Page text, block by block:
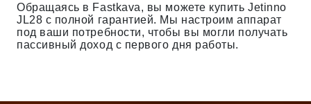
Обращаясь в Fastkava, вы можете купить Jetinno
JL28 с полной гарантией. Мы настроим аппарат
под ваши потребности, чтобы вы могли получать
пассивный доход с первого дня работы.